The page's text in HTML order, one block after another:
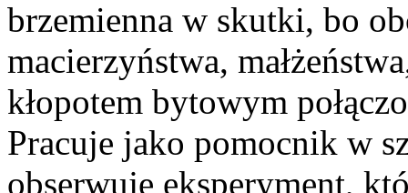
brzemienna w skutki, bo
macierzyństwa,
kłopotem bytowym
Pracuje jako pomocnik w
obserwuje eksperyment,